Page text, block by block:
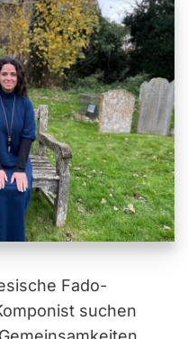
Fado-
suchen